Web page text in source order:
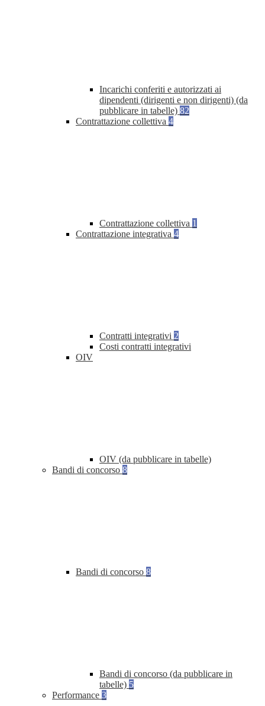
Incarichi conferiti e autorizzati ai
dipendenti (dirigenti e non dirigenti) (da
pubblicare in tabelle) 82
Contrattazione collettiva 4
Contrattazione collettiva 1
Contrattazione integrativa 4
Contratti integrativi 2
Costi contratti integrativi
OIV
OIV (da pubblicare in tabelle)
Bandi di concorso 8
Bandi di concorso 8
Bandi di concorso (da pubblicare in
tabelle) 5
Performance 3